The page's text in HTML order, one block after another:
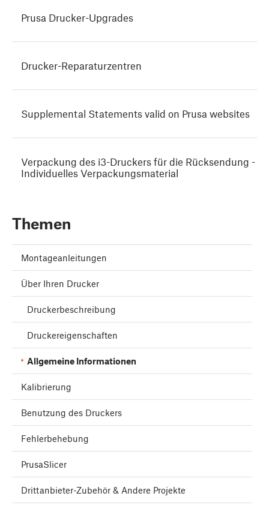
Prusa Drucker-Upgrades
Drucker-Reparaturzentren
Supplemental Statements valid on Prusa websites
Verpackung des i3-Druckers für die Rücksendung -
Individuelles Verpackungsmaterial
Themen
Montageanleitungen
Über Ihren Drucker
Druckerbeschreibung
Druckereigenschaften
Allgemeine Informationen
Kalibrierung
Benutzung des Druckers
Fehlerbehebung
PrusaSlicer
Drittanbieter-Zubehör & Andere Projekte